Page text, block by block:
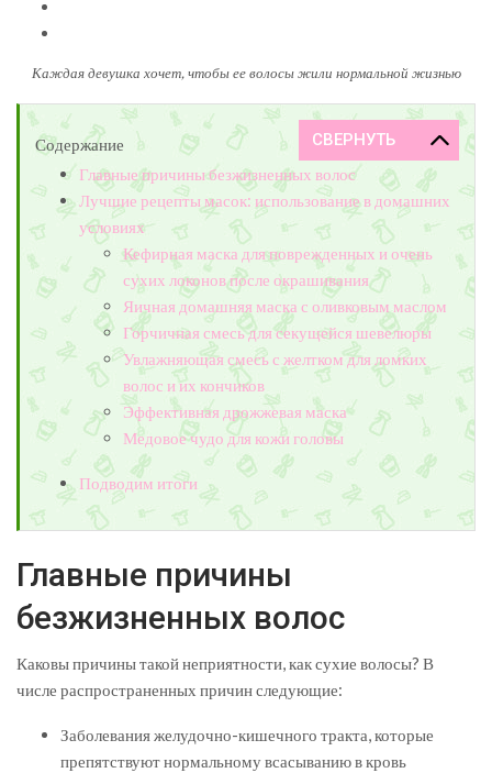
Каждая девушка хочет, чтобы ее волосы жили нормальной жизнью
Содержание
Главные причины безжизненных волос
Лучшие рецепты масок: использование в домашних
условиях
Кефирная маска для поврежденных и очень
сухих локонов после окрашивания
Яичная домашняя маска с оливковым маслом
Горчичная смесь для секущейся шевелюры
Увлажняющая смесь с желтком для ломких
волос и их кончиков
Эффективная дрожжевая маска
Медовое чудо для кожи головы
Подводим итоги
Главные причины
безжизненных волос
Каковы причины такой неприятности, как сухие волосы? В
числе распространенных причин следующие:
Заболевания желудочно-кишечного тракта, которые
препятствуют нормальному всасыванию в кровь